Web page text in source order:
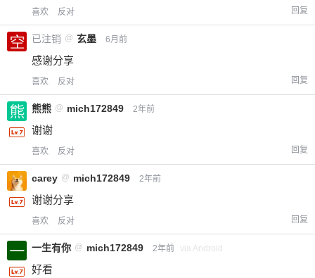
喜欢 反对 回复
已注销 @ 玄墨 6月前
感谢分享
喜欢 反对 回复
熊熊 @ mich172849 2年前
谢谢
喜欢 反对 回复
carey @ mich172849 2年前
谢谢分享
喜欢 反对 回复
一生有你 @ mich172849 2年前 via Android
好看